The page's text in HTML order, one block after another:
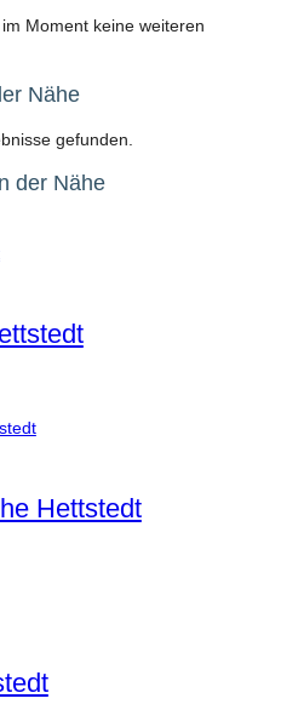
Moment keine weiteren
Nähe
gefunden.
der Nähe
Hettstedt